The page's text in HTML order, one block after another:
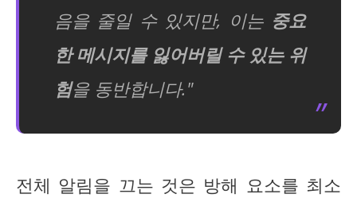
음을 줄일 수 있지만, 이는 중요
한 메시지를 잃어버릴 수 있는 위
험을 동반합니다."
전체 알림을 끄는 것은 방해 요소를 최소